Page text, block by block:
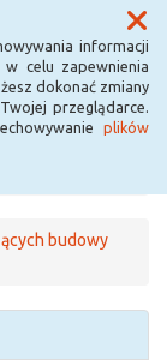
informacji
celu zapewnienia
dokonać zmiany
przeglądarce.
plików
Menu
budowy